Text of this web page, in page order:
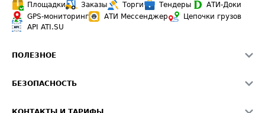
Площадки
Заказы Торги Тендеры
АТИ-Доки
GPS-мониторинг
АТИ Мессенджер
Цепочки грузов
API ATI.SU
ПОЛЕЗНОЕ
Звезды ATI.SU на вашем сайте
БЕЗОПАСНОСТЬ